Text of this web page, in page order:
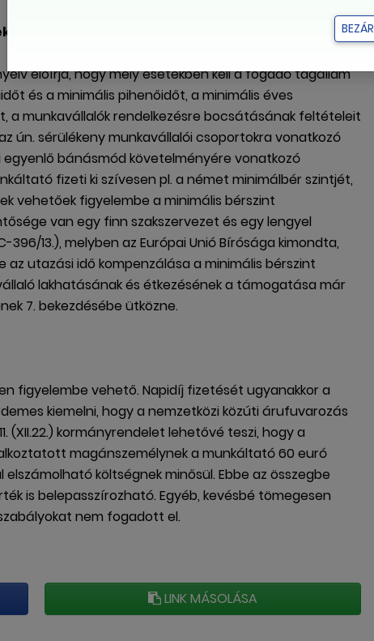
való megfelelés
előírja, hogy mely esetekben kell a fogadó tagállam
és a minimális pihenőidőt, a minimális éves
a munkavállalók rendelkezésre bocsátásának feltételeit
ún. sérülékeny munkavállalói csoportokra vonatkozó
bánásmód követelményére vonatkozó
fizeti ki szívesen pl. a német minimálbér szintjét,
vehetőek figyelembe a minimális bérszint
van egy finn szakszervezet és egy lengyel
13.), melyben az Európai Unió Bírósága kimondta,
utazási idő kompenzálása a minimális bérszint
lakhatásának és étkezésének a támogatása már
7. bekezdésébe ütközne.
figyelembe vehető. Napidíj fizetését ugyanakkor a
kiemelni, hogy a nemzetközi közúti árufuvarozás
(XII.22.) kormányrendelet lehetővé teszi, hogy a
magánszemélynek a munkáltató 60 euró
költségnek minősül. Ebbe az összegbe
is belepasszírozható. Egyéb, kevésbé tömegesen
nem fogadott el.
LINK MÁSOLÁSA
BEZÁR